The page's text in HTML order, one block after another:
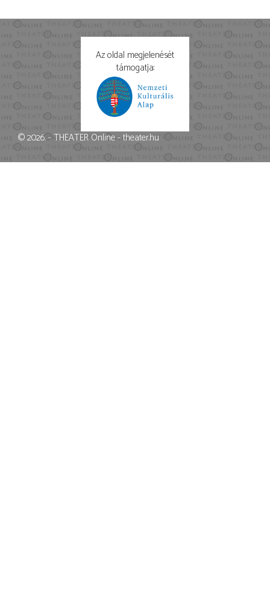
Az oldal megjelenését
támogatja:
© 2026. - THEATER Online -theater.hu